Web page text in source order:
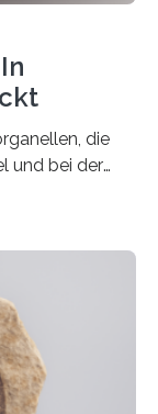
die
und bei der
präzise in
Ralf Erdmann
bislang
des
für die
ist. Die